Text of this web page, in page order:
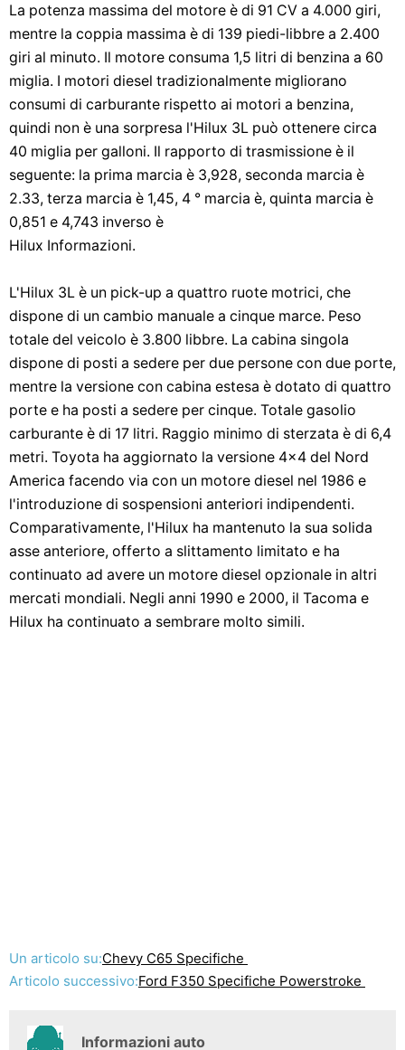
La potenza massima del motore è di 91 CV a 4.000 giri,
mentre la coppia massima è di 139 piedi-libbre a 2.400
giri al minuto. Il motore consuma 1,5 litri di benzina a 60
miglia. I motori diesel tradizionalmente migliorano
consumi di carburante rispetto ai motori a benzina,
quindi non è una sorpresa l'Hilux 3L può ottenere circa
40 miglia per galloni. Il rapporto di trasmissione è il
seguente: la prima marcia è 3,928, seconda marcia è
2.33, terza marcia è 1,45, 4 ° marcia è, quinta marcia è
0,851 e 4,743 inverso è
Hilux Informazioni.
L'Hilux 3L è un pick-up a quattro ruote motrici, che
dispone di un cambio manuale a cinque marce. Peso
totale del veicolo è 3.800 libbre. La cabina singola
dispone di posti a sedere per due persone con due porte,
mentre la versione con cabina estesa è dotato di quattro
porte e ha posti a sedere per cinque. Totale gasolio
carburante è di 17 litri. Raggio minimo di sterzata è di 6,4
metri. Toyota ha aggiornato la versione 4x4 del Nord
America facendo via con un motore diesel nel 1986 e
l'introduzione di sospensioni anteriori indipendenti.
Comparativamente, l'Hilux ha mantenuto la sua solida
asse anteriore, offerto a slittamento limitato e ha
continuato ad avere un motore diesel opzionale in altri
mercati mondiali. Negli anni 1990 e 2000, il Tacoma e
Hilux ha continuato a sembrare molto simili.
Un articolo su:Chevy C65 Specifiche
Articolo successivo:Ford F350 Specifiche Powerstroke
Informazioni auto